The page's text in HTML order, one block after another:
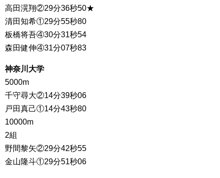
高田滉翔②29分36秒50★
清田知希①29分55秒80
板橋将吾④30分31秒54
森田健伸④31分07秒83
神奈川大学
5000m
千守尋大②14分39秒06
戸田真己①14分43秒80
10000m
2組
野間黎矢②29分42秒55
金山隆斗①29分51秒06